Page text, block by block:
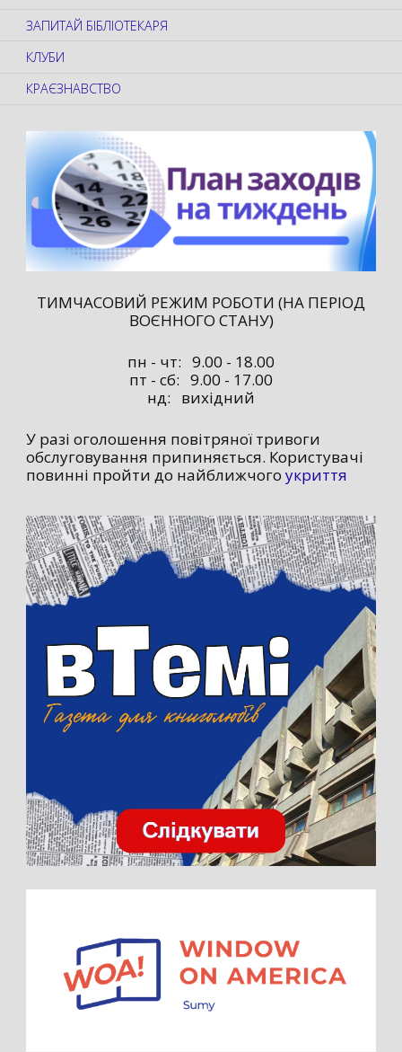
ЗАПИТАЙ БІБЛІОТЕКАРЯ
КЛУБИ
КРАЄЗНАВСТВО
ТИМЧАСОВИЙ РЕЖИМ РОБОТИ (НА ПЕРІОД
ВОЄННОГО СТАНУ)
пн - чт: 9.00 - 18.00
пт - сб: 9.00 - 17.00
нд: вихідний
У разі оголошення повітряної тривоги
обслуговування припиняється. Користувачі
повинні пройти до найближчого укриття